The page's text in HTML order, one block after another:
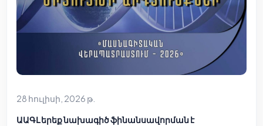
28 հուլիսի, 2026 թ.
ԱԱԳԼ երեք նախագիծ ֆինանսավորման է